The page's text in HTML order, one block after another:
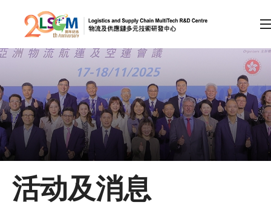
跳到内容（按回车键）
会员登录
A A EN 繁 简
主页
关于LSCM
活动及消息